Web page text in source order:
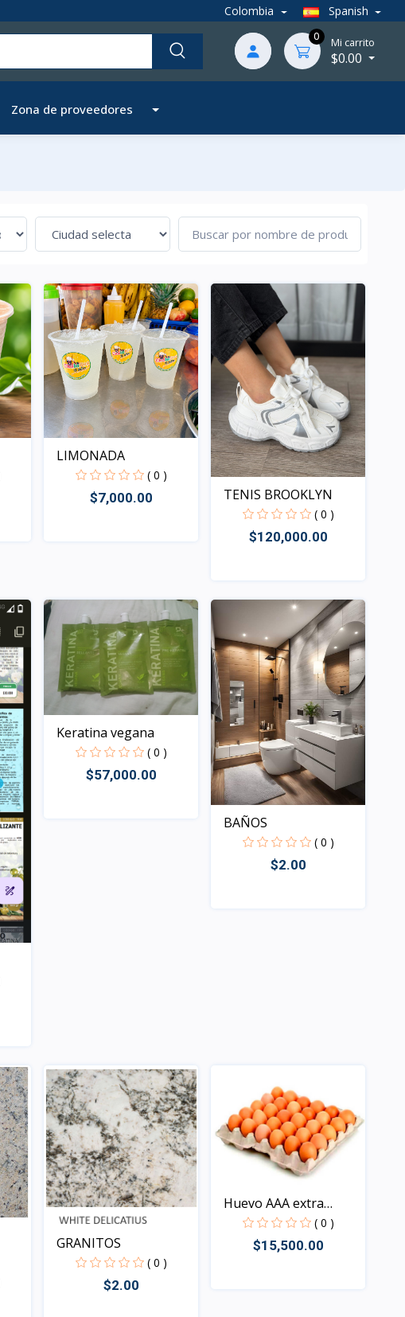
Colombia Spanish
0 Mi carrito
$0.00
Zona de proveedores
LIMONADA
( 0 )
$7,000.00 TENIS BROOKLYN
( 0 )
$120,000.00
Keratina vegana
( 0 )
$57,000.00
BAÑOS
( 0 )
$2.00
GRANITOS
( 0 )
$2.00
Huevo AAA extra
grande...
( 0 )
$15,500.00